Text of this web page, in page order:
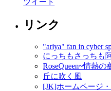
ツイート
リンク
"ariya" fan in cyber
にっちもさっちも
RoseQueen~情熱の
丘に吹く風
[JK]ホームページ